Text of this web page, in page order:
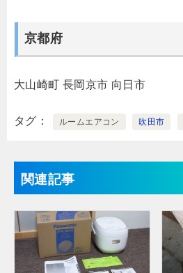
京都府
大山崎町 長岡京市 向日市
タグ ルームエアコン 吹田市
関連記事